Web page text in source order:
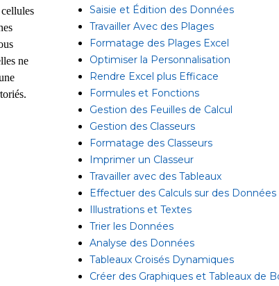
ne
Saisie et Édition des Données
Travailler Avec des Plages
Formatage des Plages Excel
Optimiser la Personnalisation
Rendre Excel plus Efficace
Formules et Fonctions
Gestion des Feuilles de Calcul
Gestion des Classeurs
Formatage des Classeurs
Imprimer un Classeur
Travailler avec des Tableaux
Effectuer des Calculs sur des Données
Illustrations et Textes
Trier les Données
Analyse des Données
Tableaux Croisés Dynamiques
Créer des Graphiques et Tableaux de